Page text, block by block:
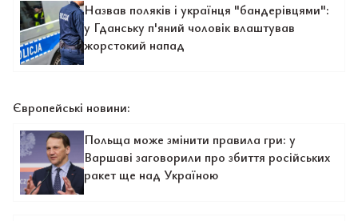
Назвав поляків і українця "бандерівцями":
у Гданську п'яний чоловік влаштував
жорстокий напад
Європейські новини:
Польща може змінити правила гри: у
Варшаві заговорили про збиття російських
ракет ще над Україною